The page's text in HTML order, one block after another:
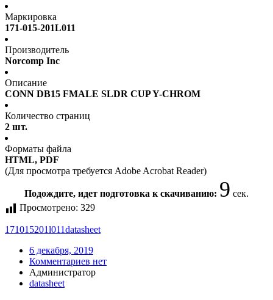
Маркировка
171-015-201L011
Производитель
Norcomp Inc
Описание
CONN DB15 FMALE SLDR CUP Y-CHROM
Количество страниц
2 шт.
Форматы файла
HTML, PDF
(Для просмотра требуется Adobe Acrobat Reader)
Подождите, идет подготовка к скачиванию: 8 сек.
Просмотрено: 329
171015201l011datasheet
6 декабря, 2019
Комментариев нет
Администратор
datasheet